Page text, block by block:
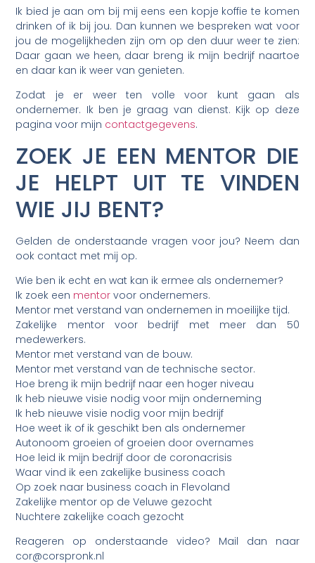
Ik bied je aan om bij mij eens een kopje koffie te komen
drinken of ik bij jou. Dan kunnen we bespreken wat voor
jou de mogelijkheden zijn om op den duur weer te zien:
Daar gaan we heen, daar breng ik mijn bedrijf naartoe
en daar kan ik weer van genieten.
Zodat je er weer ten volle voor kunt gaan als
ondernemer. Ik ben je graag van dienst. Kijk op deze
pagina voor mijn contactgegevens.
ZOEK JE EEN MENTOR DIE
JE HELPT UIT TE VINDEN
WIE JIJ BENT?
Gelden de onderstaande vragen voor jou? Neem dan
ook contact met mij op.
Wie ben ik echt en wat kan ik ermee als ondernemer?
Ik zoek een mentor voor ondernemers.
Mentor met verstand van ondernemen in moeilijke tijd.
Zakelijke mentor voor bedrijf met meer dan 50
medewerkers.
Mentor met verstand van de bouw.
Mentor met verstand van de technische sector.
Hoe breng ik mijn bedrijf naar een hoger niveau
Ik heb nieuwe visie nodig voor mijn onderneming
Ik heb nieuwe visie nodig voor mijn bedrijf
Hoe weet ik of ik geschikt ben als ondernemer
Autonoom groeien of groeien door overnames
Hoe leid ik mijn bedrijf door de coronacrisis
Waar vind ik een zakelijke business coach
Op zoek naar business coach in Flevoland
Zakelijke mentor op de Veluwe gezocht
Nuchtere zakelijke coach gezocht
Reageren op onderstaande video? Mail dan naar
cor@corspronk.nl